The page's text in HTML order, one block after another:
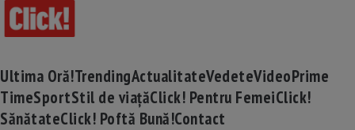
Ultima Oră!TrendingActualitateVedeteVideoPrime
TimeSportStil de viațăClick! Pentru FemeiClick!
SănătateClick! Poftă Bună!Contact